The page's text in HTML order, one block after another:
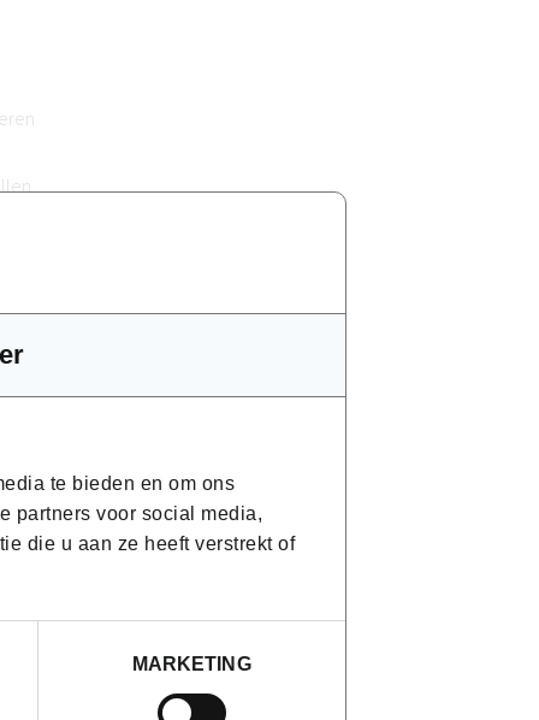
te bieden en om ons
partners voor social media,
die u aan ze heeft verstrekt of
MARKETING
de basisregels vaak niet mogelijk is.
deze basisopleiding en weet meteen
eruit?